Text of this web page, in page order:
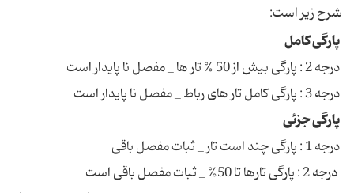
شرح زیر است:
پارگی کامل
درجه 2 : پارگی بیش از 50 % تار ها _ مفصل نا پایدار است
درجه 3 : پارگی کامل تار های رباط _ مفصل نا پایدار است
پارگی جزئی
درجه 1 : پارگی چند است تار _ ثبات مفصل باقی
درجه 2 : پارگی تارها تا 50% _ ثبات مفصل باقی است